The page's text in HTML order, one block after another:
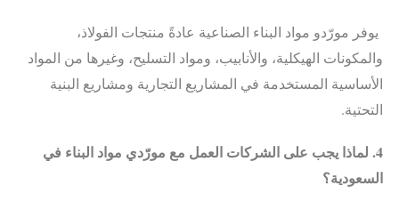
يوفر مورّدو مواد البناء الصناعية عادةً منتجات الفولاذ،
والمكونات الهيكلية، والأنابيب، ومواد التسليح، وغيرها من المواد
الأساسية المستخدمة في المشاريع التجارية ومشاريع البنية
التحتية.
4. لماذا يجب على الشركات العمل مع مورّدي مواد البناء في
السعودية؟